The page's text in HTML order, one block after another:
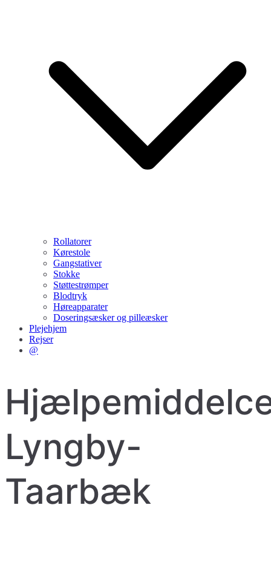
Rollatorer
Kørestole
Gangstativer
Stokke
Støttestrømper
Blodtryk
Høreapparater
Doseringsæsker og pilleæsker
Plejehjem
Rejser
@
Lyngby-
Taarbæk